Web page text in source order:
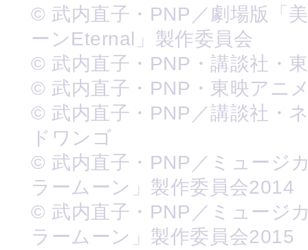
© 武内直子・PNP／劇場版「
ーンEternal」製作委員会
© 武内直子・PNP・講談社・
© 武内直子・PNP・東映アニ
© 武内直子・PNP／講談社・
ドワンゴ
© 武内直子・PNP／ミュージ
ラームーン」製作委員会2014
© 武内直子・PNP／ミュージ
ラームーン」製作委員会2015